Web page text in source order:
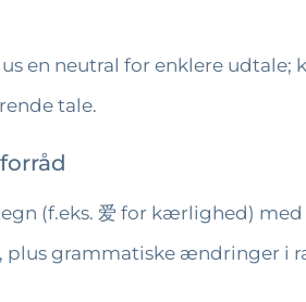
en neutral for enklere
tale.
(f.eks. 爱 for kærlighed)
, plus grammatiske ændringer